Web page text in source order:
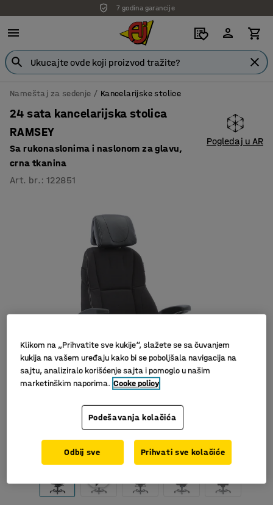
7 godina garancije
Nameštaj za sedenje Kancelarijske stolice
24 sata kancelarijska stolica
RAMSEY
Sa rukonaslonima i naslonom za glavu,
crna tkanina
Art. br. :122851
Pogledaj u AR
Klikom na „Prihvatite sve kukije“, slažete se sa čuvanjem
kukija na vašem uređaju kako bi se poboljšala navigacija na
sajtu, analiziralo korišćenje sajta i pomoglo u našim
marketinškim naporima. Cooke policy
Podešavanja kolačića
Odbij sve Prihvati sve kolačiće